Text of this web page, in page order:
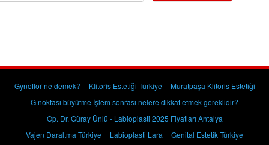
Gynoflor ne demek? Klitoris Estetiği Türkiye
Muratpaşa Klitoris Estetiği
G noktası büyütme İşlem sonrası nelere dikkat etmek gereklidir?
Op. Dr. Güray Ünlü - Labioplasti 2025 Fiyatları Antalya
Vajen Daraltma Türkiye
Labioplasti Lara
Genital Estetik Türkiye